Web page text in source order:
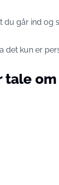
du går ind og
det kun er
tale om